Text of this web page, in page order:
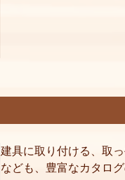
建具に取り付ける、取
なども、豊富なカタロ